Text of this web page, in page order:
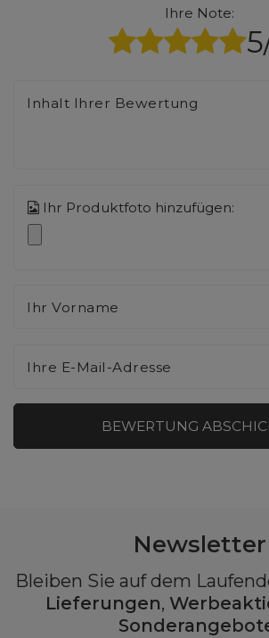
Ihre Note:
Inhalt Ihrer Bewertung
Ihr Produktfoto hinzufügen:
Ihr Vorname
Ihre E-Mail-Adresse
BEWERTUNG
Newsletter
Bleiben Sie auf dem
Lieferungen,